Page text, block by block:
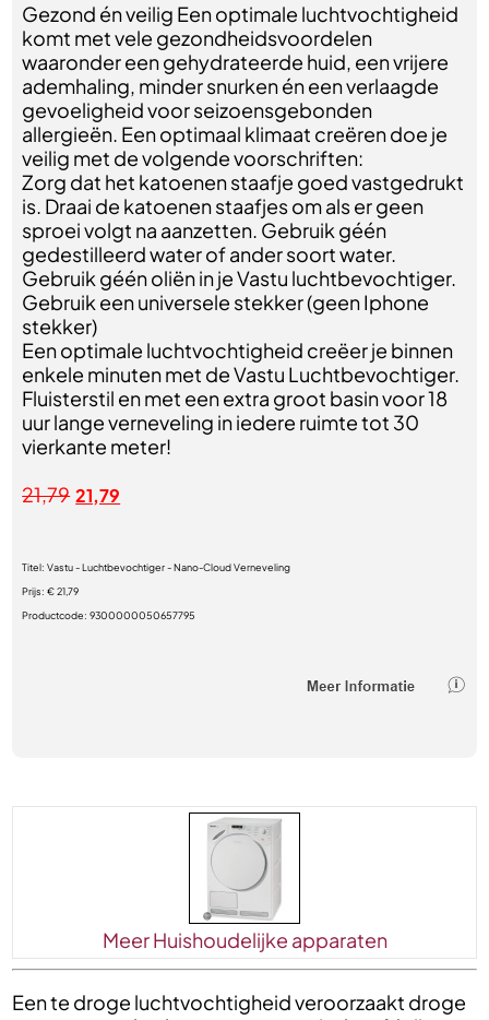
Gezond én veilig Een optimale luchtvochtigheid
komt met vele gezondheidsvoordelen
waaronder een gehydrateerde huid, een vrijere
ademhaling, minder snurken én een verlaagde
gevoeligheid voor seizoensgebonden
allergieën. Een optimaal klimaat creëren doe je
veilig met de volgende voorschriften:
Zorg dat het katoenen staafje goed vastgedrukt
is. Draai de katoenen staafjes om als er geen
sproei volgt na aanzetten. Gebruik géén
gedestilleerd water of ander soort water.
Gebruik géén oliën in je Vastu luchtbevochtiger.
Gebruik een universele stekker (geen Iphone
stekker)
Een optimale luchtvochtigheid creëer je binnen
enkele minuten met de Vastu Luchtbevochtiger.
Fluisterstil en met een extra groot basin voor 18
uur lange verneveling in iedere ruimte tot 30
vierkante meter!
21,79 21,79
Titel:Vastu - Luchtbevochtiger - Nano-Cloud Verneveling
Prijs:€ 21,79
Productcode:9300000050657795
Meer Huishoudelijke apparaten
Een te droge luchtvochtigheid veroorzaakt droge